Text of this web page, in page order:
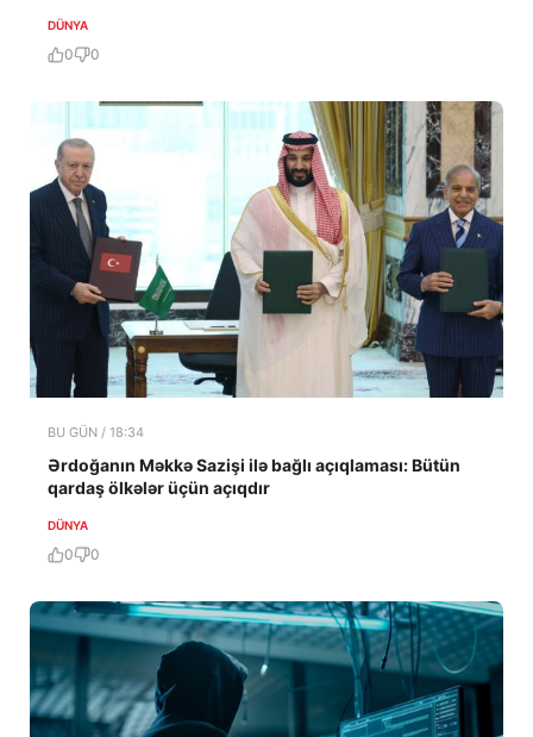
DÜNYA
0 0
BU GÜN / 18:34
Ərdoğanın Məkkə Sazişi ilə bağlı açıqlaması: Bütün
qardaş ölkələr üçün açıqdır
DÜNYA
0 0